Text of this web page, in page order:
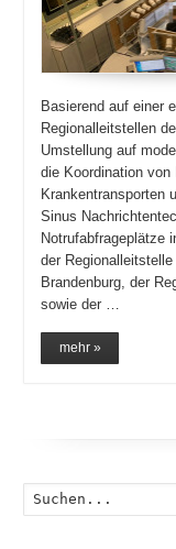
Basierend auf einer
Regionalleitstellen
Umstellung auf
die Koordination von
Krankentransporten
Sinus
Notrufabfrageplätze
der
Brandenburg, der
sowie der …
mehr »